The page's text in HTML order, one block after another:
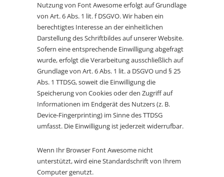
Nutzung von Font Awesome erfolgt auf Grundlage
von Art. 6 Abs. 1 lit. f DSGVO. Wir haben ein
berechtigtes Interesse an der einheitlichen
Darstellung des Schriftbildes auf unserer Website.
Sofern eine entsprechende Einwilligung abgefragt
wurde, erfolgt die Verarbeitung ausschließlich auf
Grundlage von Art. 6 Abs. 1 lit. a DSGVO und § 25
Abs. 1 TTDSG, soweit die Einwilligung die
Speicherung von Cookies oder den Zugriff auf
Informationen im Endgerät des Nutzers (z. B.
Device-Fingerprinting) im Sinne des TTDSG
umfasst. Die Einwilligung ist jederzeit widerrufbar.
Wenn Ihr Browser Font Awesome nicht
unterstützt, wird eine Standardschrift von Ihrem
Computer genutzt.